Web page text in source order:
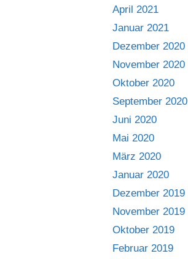
April 2021
Januar 2021
Dezember 2020
November 2020
Oktober 2020
September 2020
Juni 2020
Mai 2020
März 2020
Januar 2020
Dezember 2019
November 2019
Oktober 2019
Februar 2019